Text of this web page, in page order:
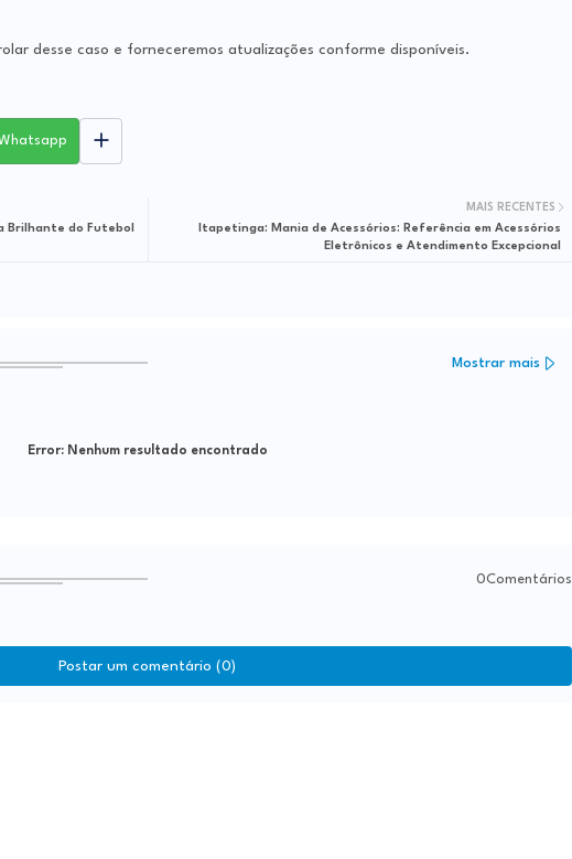
desse caso e forneceremos atualizações conforme disponíveis.
MAIS RECENTES
Itapetinga: Mania de Acessórios: Referência em Acessórios
Eletrônicos e Atendimento Excepcional
Mostrar mais
Error:Nenhum resultado encontrado
0Comentários
Postar um comentário (0)